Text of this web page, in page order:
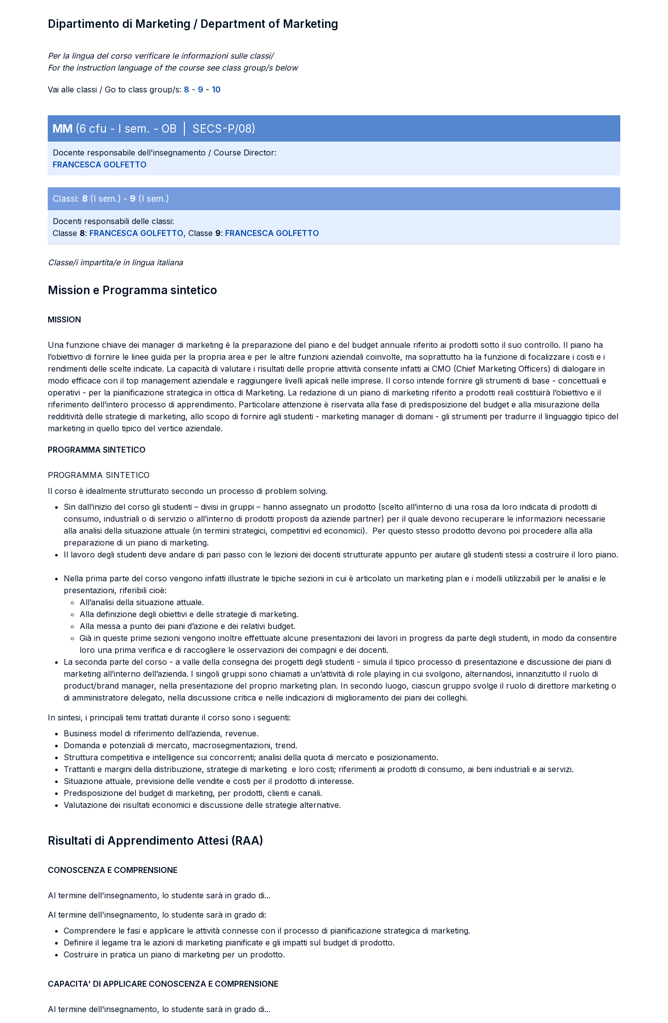
Dipartimento di Marketing / Department of Marketing
Per la lingua del corso verificare le informazioni sulle classi/
For the instruction language of the course see class group/s below
Vai alle classi / Go to class group/s: 8 - 9 - 10
MM (6 cfu - I sem. - OB | SECS-P/08)
Docente responsabile dell'insegnamento / Course Director:
FRANCESCA GOLFETTO
Classi: 8 (I sem.) - 9 (I sem.)
Docenti responsabili delle classi:
Classe 8: FRANCESCA GOLFETTO, Classe 9: FRANCESCA GOLFETTO
Classe/i impartita/e in lingua italiana
Mission e Programma sintetico
MISSION
Una funzione chiave dei manager di marketing è la preparazione del piano e del budget annuale riferito ai prodotti sotto il suo controllo. Il piano ha
l’obiettivo di fornire le linee guida per la propria area e per le altre funzioni aziendali coinvolte, ma soprattutto ha la funzione di focalizzare i costi e i
rendimenti delle scelte indicate. La capacità di valutare i risultati delle proprie attività consente infatti ai CMO (Chief Marketing Officers) di dialogare in
modo efficace con il top management aziendale e raggiungere livelli apicali nelle imprese. Il corso intende fornire gli strumenti di base - concettuali e
operativi - per la pianificazione strategica in ottica di Marketing. La redazione di un piano di marketing riferito a prodotti reali costituirà l’obiettivo e il
riferimento dell’intero processo di apprendimento. Particolare attenzione è riservata alla fase di predisposizione del budget e alla misurazione della
redditività delle strategie di marketing, allo scopo di fornire agli studenti - marketing manager di domani - gli strumenti per tradurre il linguaggio tipico del
marketing in quello tipico del vertice aziendale.
PROGRAMMA SINTETICO
PROGRAMMA SINTETICO
Il corso è idealmente strutturato secondo un processo di problem solving.
Sin dall’inizio del corso gli studenti – divisi in gruppi – hanno assegnato un prodotto (scelto all’interno di una rosa da loro indicata di prodotti di
consumo, industriali o di servizio o all’interno di prodotti proposti da aziende partner) per il quale devono recuperare le informazioni necessarie
alla analisi della situazione attuale (in termini strategici, competitivi ed economici). Per questo stesso prodotto devono poi procedere alla alla
preparazione di un piano di marketing.
Il lavoro degli studenti deve andare di pari passo con le lezioni dei docenti strutturate appunto per aiutare gli studenti stessi a costruire il loro piano.
Nella prima parte del corso vengono infatti illustrate le tipiche sezioni in cui è articolato un marketing plan e i modelli utilizzabili per le analisi e le
presentazioni, riferibili cioè:
All’analisi della situazione attuale.
Alla definizione degli obiettivi e delle strategie di marketing.
Alla messa a punto dei piani d’azione e dei relativi budget.
Già in queste prime sezioni vengono inoltre effettuate alcune presentazioni dei lavori in progress da parte degli studenti, in modo da consentire
loro una prima verifica e di raccogliere le osservazioni dei compagni e dei docenti.
La seconda parte del corso - a valle della consegna dei progetti degli studenti - simula il tipico processo di presentazione e discussione dei piani di
marketing all’interno dell’azienda. I singoli gruppi sono chiamati a un’attività di role playing in cui svolgono, alternandosi, innanzitutto il ruolo di
product/brand manager, nella presentazione del proprio marketing plan. In secondo luogo, ciascun gruppo svolge il ruolo di direttore marketing o
di amministratore delegato, nella discussione critica e nelle indicazioni di miglioramento dei piani dei colleghi.
In sintesi, i principali temi trattati durante il corso sono i seguenti:
Business model di riferimento dell’azienda, revenue.
Domanda e potenziali di mercato, macrosegmentazioni, trend.
Struttura competitiva e intelligence sui concorrenti; analisi della quota di mercato e posizionamento.
Trattanti e margini della distribuzione, strategie di marketing e loro costi; riferimenti ai prodotti di consumo, ai beni industriali e ai servizi.
Situazione attuale, previsione delle vendite e costi per il prodotto di interesse.
Predisposizione del budget di marketing, per prodotti, clienti e canali.
Valutazione dei risultati economici e discussione delle strategie alternative.
Risultati di Apprendimento Attesi (RAA)
CONOSCENZA E COMPRENSIONE
Al termine dell'insegnamento, lo studente sarà in grado di...
Al termine dell'insegnamento, lo studente sarà in grado di:
Comprendere le fasi e applicare le attività connesse con il processo di pianificazione strategica di marketing.
Definire il legame tra le azioni di marketing pianificate e gli impatti sul budget di prodotto.
Costruire in pratica un piano di marketing per un prodotto.
CAPACITA' DI APPLICARE CONOSCENZA E COMPRENSIONE
Al termine dell'insegnamento, lo studente sarà in grado di...